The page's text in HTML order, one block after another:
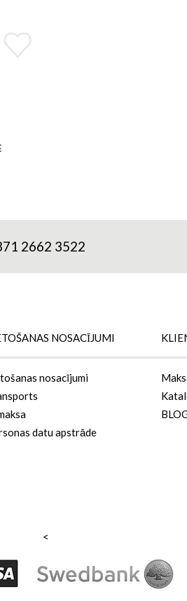
2662 3522
NOSACĪJUMI
nosacījumi
datu apstrāde
<